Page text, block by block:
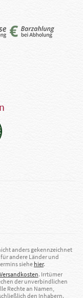
anders gekennzeichnet
andere Länder und
siehe hier.
Versandkosten. Irrtümer
der unverbindlichen
Rechte an Namen,
den Inhabern.